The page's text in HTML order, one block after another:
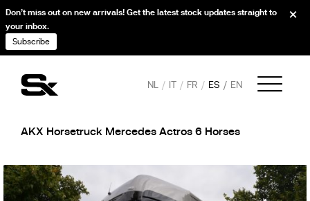
NL IT FR ES EN
AKX Horsetruck Mercedes Actros 6 Horses
Don’t miss out on new arrivals! Get the latest stock updates straight to
your inbox.
Subscribe